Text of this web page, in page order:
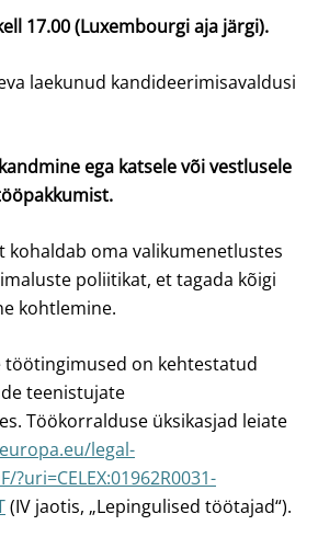
17.00 (Luxembourgi aja järgi).
laekunud kandideerimisavaldusi
ega katsele või vestlusele
kohaldab oma valikumenetlustes
poliitikat, et tagada kõigi
kohtlemine.
töötingimused on kehtestatud
teenistujate
Töökorralduse üksikasjad leiate
legal-
?uri=CELEX:01962R0031-
(IV jaotis, „Lepingulised töötajad“).